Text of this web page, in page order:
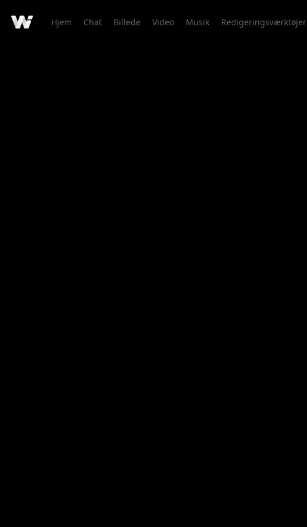
Hjem Chat Billede Video Musik Redigeringsværktøjer